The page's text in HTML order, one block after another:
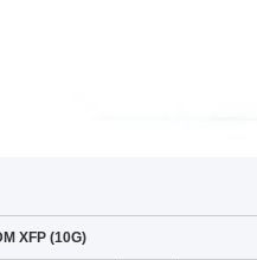
XFP (10G)